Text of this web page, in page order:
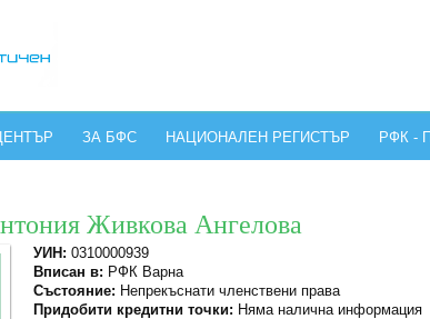
ЗА БФС НАЦИОНАЛЕН РЕГИСТЪР РФК -
Живкова Ангелова
УИН: 0310000939
Вписан в: РФК Варна
Състояние: Непрекъснати членствени права
Придобити кредитни точки: Няма налична информация